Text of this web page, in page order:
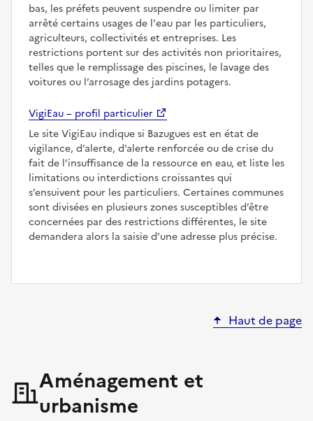
bas, les préfets peuvent suspendre ou limiter par
arrêté certains usages de l'eau par les particuliers,
agriculteurs, collectivités et entreprises. Les
restrictions portent sur des activités non prioritaires,
telles que le remplissage des piscines, le lavage des
voitures ou l’arrosage des jardins potagers.
VigiEau – profil particulier
Le site VigiEau indique si Bazugues est en état de
vigilance, d’alerte, d’alerte renforcée ou de crise du
fait de l’insuffisance de la ressource en eau, et liste les
limitations ou interdictions croissantes qui
s’ensuivent pour les particuliers. Certaines communes
sont divisées en plusieurs zones susceptibles d’être
concernées par des restrictions différentes, le site
demandera alors la saisie d’une adresse plus précise.
Haut de page
Aménagement et
urbanisme